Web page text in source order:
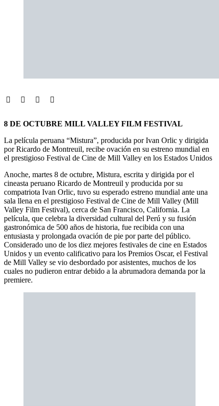
8 DE OCTUBRE MILL VALLEY FILM FESTIVAL
La película peruana “Mistura”, producida por Ivan Orlic y dirigida
por Ricardo de Montreuil, recibe ovación en su estreno mundial en
el prestigioso Festival de Cine de Mill Valley en los Estados Unidos
Anoche, martes 8 de octubre, Mistura, escrita y dirigida por el
cineasta peruano Ricardo de Montreuil y producida por su
compatriota Ivan Orlic, tuvo su esperado estreno mundial ante una
sala llena en el prestigioso Festival de Cine de Mill Valley (Mill
Valley Film Festival), cerca de San Francisco, California. La
película, que celebra la diversidad cultural del Perú y su fusión
gastronómica de 500 años de historia, fue recibida con una
entusiasta y prolongada ovación de pie por parte del público.
Considerado uno de los diez mejores festivales de cine en Estados
Unidos y un evento calificativo para los Premios Oscar, el Festival
de Mill Valley se vio desbordado por asistentes, muchos de los
cuales no pudieron entrar debido a la abrumadora demanda por la
premiere.